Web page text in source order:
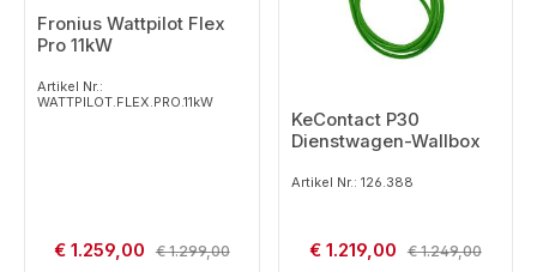
Fronius Wattpilot Flex
Pro 11kW
Artikel Nr.:
WATTPILOT.FLEX.PRO.11kW
Verkaufspreis:
€ 1.259,00 Regulärer Preis:
€ 1.299,00
KeContact P30
Dienstwagen-Wallbox
Artikel Nr.: 126.388
Verkaufspreis:
€ 1.219,00 Regulärer Preis:
€ 1.249,00